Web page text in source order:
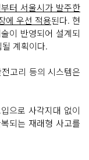
터 서울시가 발주한
에 우선 적용된다. 현
이 반영되어 설계되
계획이다.
고리 등의 시스템은
으로 사각지대 없이
되는 재래형 사고를